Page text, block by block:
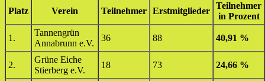
Platz Verein Teilnehmer Erstmitglieder
Teilnehmer
in Prozent
1.
Tannengrün
Annabrunn e.V.
36 88 40,91 %
2.
Grüne Eiche
Stierberg e.V.
18 73 24,66 %